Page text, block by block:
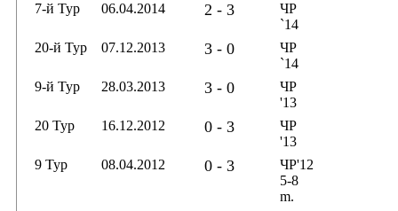
7-й Тур
06.04.2014 2 - 3
ЧР
`14
20-й Тур
07.12.2013 3 - 0
ЧР
`14
9-й Тур
28.03.2013 3 - 0
ЧР
'13
20 Тур
16.12.2012 0 - 3
ЧР
'13
9 Тур
08.04.2012 0 - 3
ЧР'12
5-8
m.